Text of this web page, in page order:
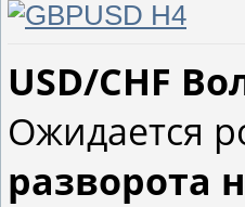
USD/CHF
Ожидается
разворота